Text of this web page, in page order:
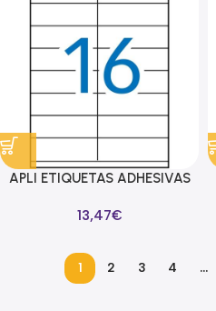
APLI ETIQUETAS ADHESIVAS
C/RECTOS 16 X 100H BLANCO
13,47€
1 2 3 4 …